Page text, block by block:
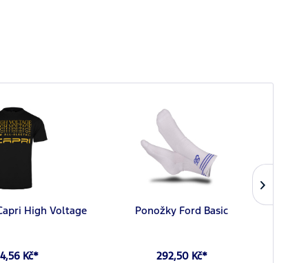
High Voltage
Kč*
Ponožky Ford Basic
292,50 Kč*